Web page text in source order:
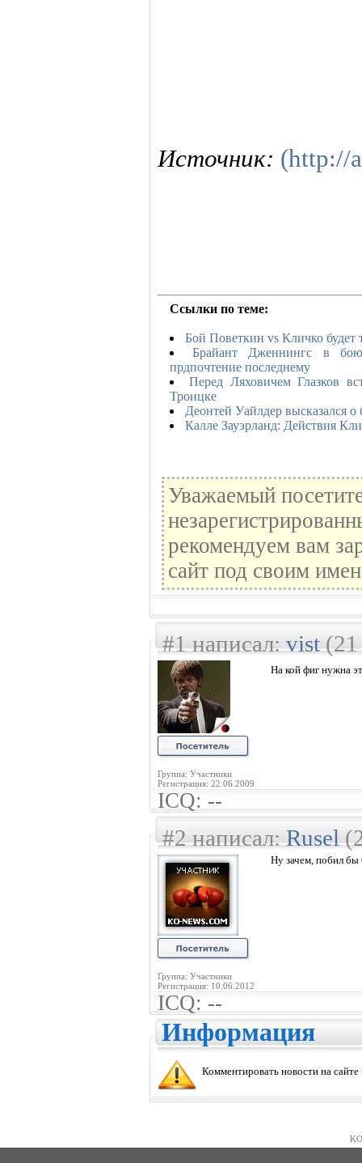
Источник: (http://
Ссылки по теме:
Бой Поветкин vs Кличко будет
Брайант Дженнингс в
прдпочтение последнему
Перед Ляховичем Глазков
Троицке
Деонтей Уайлдер высказался
Калле Зауэрланд: Действия
Уважаемый
рекомендуем вам
сайт под своим
#1 написал:vist(21
Группа: Участники
Регистрация: 22.06.2009
На кой фиг нужна
ICQ: --
#2 написал:Rusel
Группа: Участники
Регистрация: 10.06.2012
Ну зачем, побил бы
ICQ: --
Информация
Комментировать новости на